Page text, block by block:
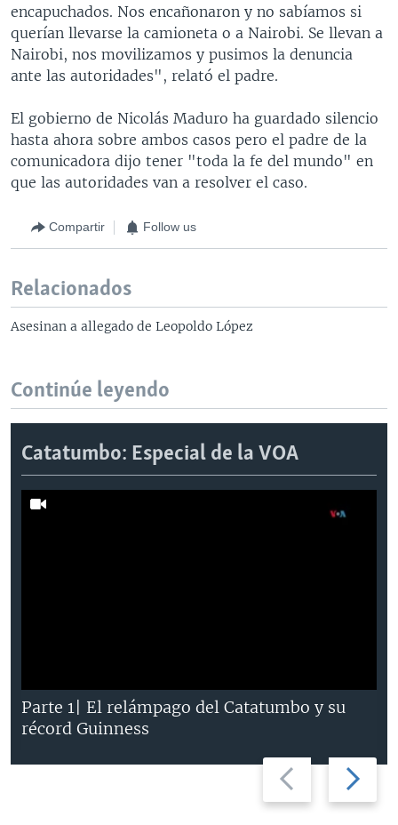
encapuchados. Nos encañonaron y no sabíamos si
querían llevarse la camioneta o a Nairobi. Se llevan a
Nairobi, nos movilizamos y pusimos la denuncia
ante las autoridades", relató el padre.
El gobierno de Nicolás Maduro ha guardado silencio
hasta ahora sobre ambos casos pero el padre de la
comunicadora dijo tener "toda la fe del mundo" en
que las autoridades van a resolver el caso.
Compartir Follow us
Relacionados
Asesinan a allegado de Leopoldo López
Continúe leyendo
Catatumbo: Especial de la VOA
Previous
slide
Next
slide
Parte 1| El relámpago del Catatumbo y su
récord Guinness